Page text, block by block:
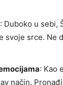
: Duboko u sebi,
svoje srce. Ne
: Kao
način.